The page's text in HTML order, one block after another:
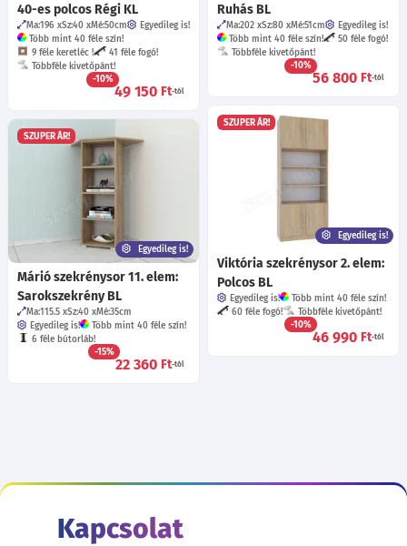
40-es polcos Régi KL
Ma:196 Sz:40 Mé:50cm
Egyedileg is!
Több mint 40 féle szín!
9 féle keretléc !
41 féle fogó!
Többféle kivetőpánt!
-10%
49 150 Ft-tól
Ruhás BL
Ma:202 Sz:80 Mé:51cm
Egyedileg is!
Több mint 40 féle szín!
50 féle fogó!
Többféle kivetőpánt!
-10%
56 800 Ft-tól
SZUPER ÁR!
Egyedileg is!
Viktória szekrénysor 2. elem:
Polcos BL
Egyedileg is!
Több mint 40 féle szín!
60 féle fogó!
Többféle kivetőpánt!
-10%
46 990 Ft-tól
SZUPER ÁR!
Egyedileg is!
Márió szekrénysor 11. elem:
Sarokszekrény BL
Ma:115.5 Sz:40 Mé:35cm
Egyedileg is!
Több mint 40 féle szín!
6 féle bútorláb!
-15%
22 360 Ft-tól
Kapcsolat